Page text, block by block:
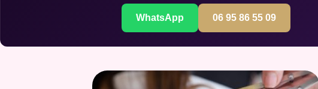
WhatsApp 06 95 86 55 09